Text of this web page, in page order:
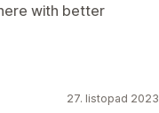
with better
27. listopad 2023